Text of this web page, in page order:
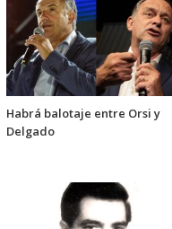
Habrá balotaje entre Orsi y
Delgado